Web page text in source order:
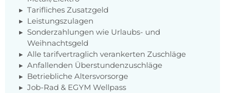
Tarifliches Zusatzgeld
Leistungszulagen
Sonderzahlungen wie Urlaubs- und
Weihnachtsgeld
Alle tarifvertraglich verankerten Zuschläge
Anfallenden Überstundenzuschläge
Betriebliche Altersvorsorge
Job-Rad & EGYM Wellpass